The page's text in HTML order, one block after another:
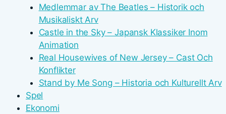
Medlemmar av The Beatles – Historik och
Musikaliskt Arv
Castle in the Sky – Japansk Klassiker Inom
Animation
Real Housewives of New Jersey – Cast Och
Konflikter
Stand by Me Song – Historia och Kulturellt Arv
Spel
Ekonomi